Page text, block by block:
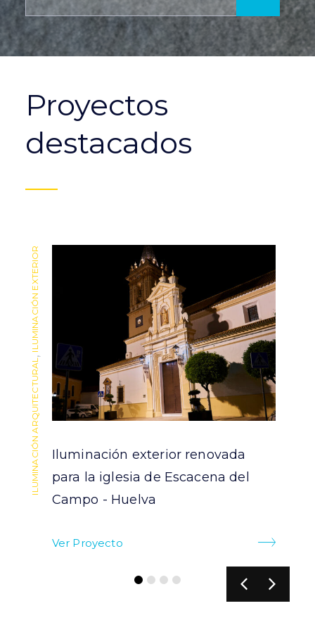
Proyectos
destacados
ILUMINACIÓN ARQUITECTURAL
,
ILUMINACIÓN EXTERIOR
Iluminación exterior renovada
para la iglesia de Escacena del
Campo - Huelva
Ver Proyecto